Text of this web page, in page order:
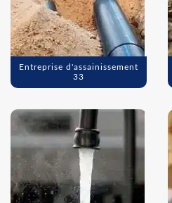
Entreprise d'assainissement
33